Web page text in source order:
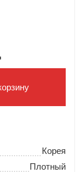
Корея
Плотный